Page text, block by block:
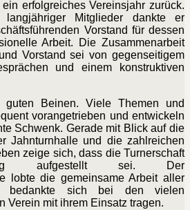
erfolgreiches Vereinsjahr zurück.
Mitglieder dankte er
Vorstand für dessen
Arbeit. Die Zusammenarbeit
Vorstand sei von gegenseitigem
und einem konstruktiven
guten Beinen. Viele Themen und
vorangetrieben und entwickeln
Schwenk. Gerade mit Blick auf die
Jahnturnhalle und die zahlreichen
zeige sich, dass die Turnerschaft
aufgestellt sei. Der
lobte die gemeinsame Arbeit aller
bedankte sich bei den vielen
Verein mit ihrem Einsatz tragen.